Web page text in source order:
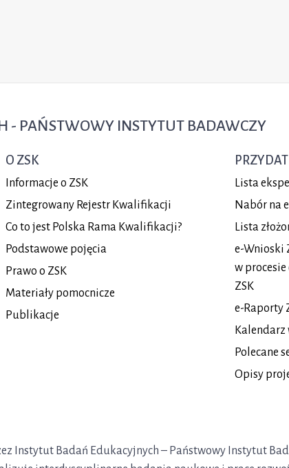
- PAŃSTWOWY INSTYTUT BADAWCZY
O ZSK
Informacje o ZSK
Zintegrowany Rejestr Kwalifikacji
Co to jest Polska Rama Kwalifikacji?
Podstawowe pojęcia
Prawo o ZSK
Materiały pomocnicze
Publikacje
Lista
Nabór na
Lista
e-Wnioski
w
ZSK
e-Raporty
Kalendarz
Polecane
Opisy
Instytut Badań Edukacyjnych – Państwowy Instytut